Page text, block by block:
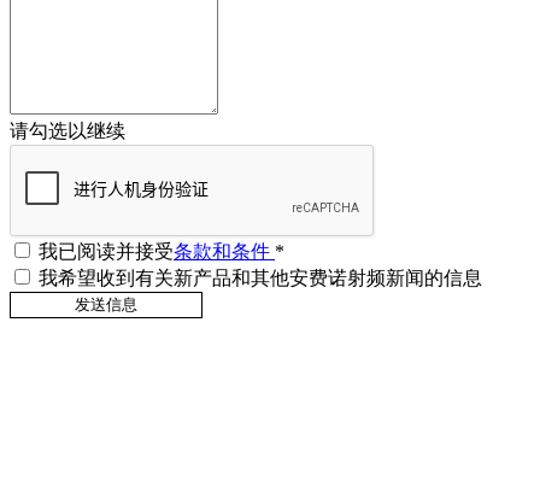
请勾选以继续
我已阅读并接受条款和条件 *
我希望收到有关新产品和其他安费诺射频新闻的信息